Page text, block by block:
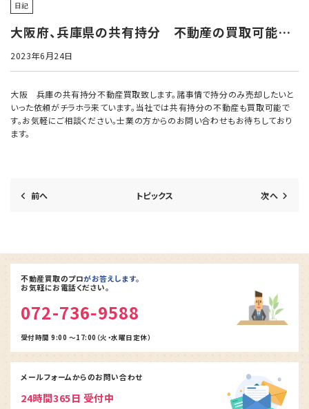
日記
大阪府、兵庫県の共有持分 不動産の買取可能です！
2023年6月24日
大阪 兵庫の共有持分不動産買取致します。諸事情で持分のみ売却したいと
いった依頼がチラホラ来ています。当社では共有持分の不動産も買取可能で
す。お気軽にご相談ください。士業の方からのお問い合わせもお待ちしており
ます。
前へ トピックス 次へ
不動産買取のプロがお答えします。
お気軽にお電話ください。
072-736-9588
受付時間 9:00 ～17:00（火・水曜日定休）
メールフォームからのお問い合わせ
24時間365日 受付中